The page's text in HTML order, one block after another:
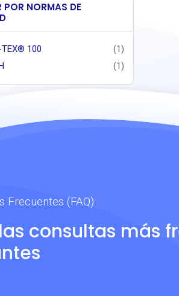
POR NORMAS DE
TEX® 100
(1)
(1)
Frecuentes (FAQ)
consultas más